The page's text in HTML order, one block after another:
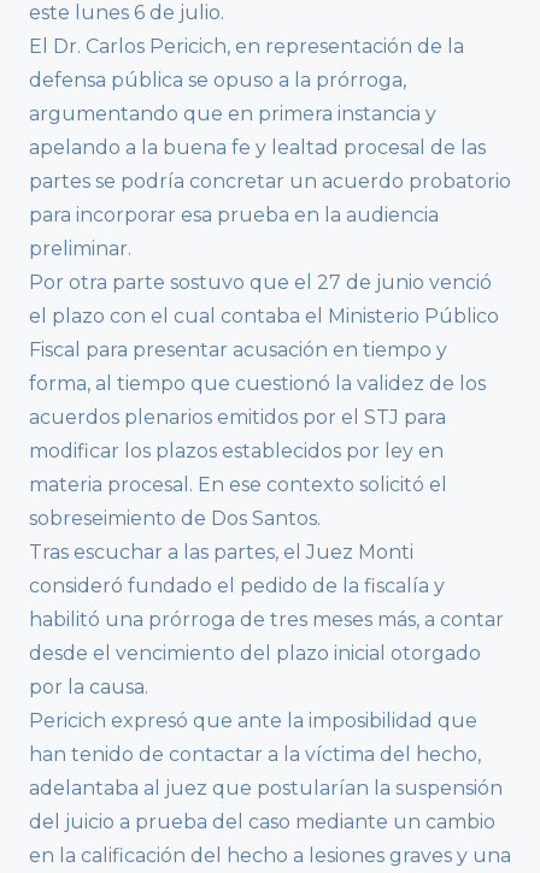
este lunes 6 de julio.
El Dr. Carlos Pericich, en representación de la
defensa pública se opuso a la prórroga,
argumentando que en primera instancia y
apelando a la buena fe y lealtad procesal de las
partes se podría concretar un acuerdo probatorio
para incorporar esa prueba en la audiencia
preliminar.
Por otra parte sostuvo que el 27 de junio venció
el plazo con el cual contaba el Ministerio Público
Fiscal para presentar acusación en tiempo y
forma, al tiempo que cuestionó la validez de los
acuerdos plenarios emitidos por el STJ para
modificar los plazos establecidos por ley en
materia procesal. En ese contexto solicitó el
sobreseimiento de Dos Santos.
Tras escuchar a las partes, el Juez Monti
consideró fundado el pedido de la fiscalía y
habilitó una prórroga de tres meses más, a contar
desde el vencimiento del plazo inicial otorgado
por la causa.
Pericich expresó que ante la imposibilidad que
han tenido de contactar a la víctima del hecho,
adelantaba al juez que postularían la suspensión
del juicio a prueba del caso mediante un cambio
en la calificación del hecho a lesiones graves y una